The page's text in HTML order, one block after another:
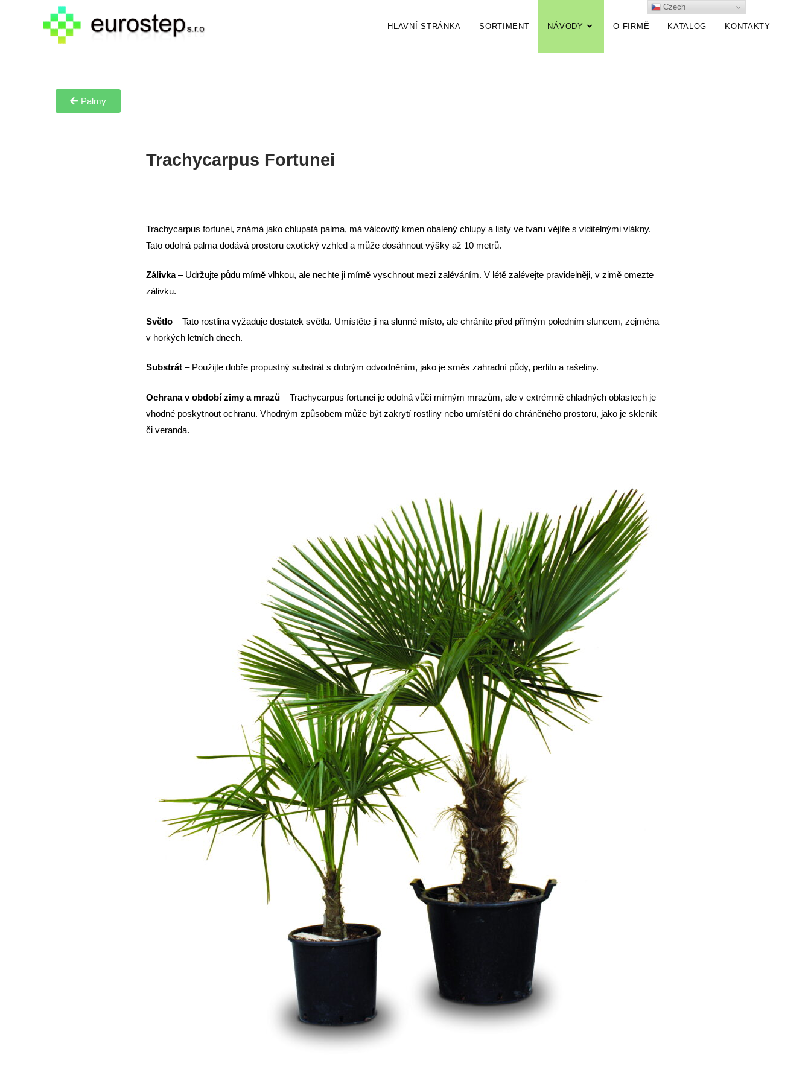
HLAVNÍ STRÁNKA SORTIMENT NÁVODY O FIRMĚ KATALOG KONTAKTY
Palmy
Trachycarpus Fortunei
Trachycarpus fortunei, známá jako chlupatá palma, má válcovitý kmen obalený chlupy a listy ve tvaru vějíře s viditelnými vlákny.
Tato odolná palma dodává prostoru exotický vzhled a může dosáhnout výšky až 10 metrů.
Zálivka– Udržujte půdu mírně vlhkou, ale nechte ji mírně vyschnout mezi zaléváním. V létě zalévejte pravidelněji, v zimě omezte
zálivku.
Světlo – Tato rostlina vyžaduje dostatek světla. Umístěte ji na slunné místo, ale chráníte před přímým poledním sluncem, zejména
v horkých letních dnech.
Substrát – Použijte dobře propustný substrát s dobrým odvodněním, jako je směs zahradní půdy, perlitu a rašeliny.
Ochrana v období zimy a mrazů – Trachycarpus fortunei je odolná vůči mírným mrazům, ale v extrémně chladných oblastech je
vhodné poskytnout ochranu. Vhodným způsobem může být zakrytí rostliny nebo umístění do chráněného prostoru, jako je skleník
či veranda.
Czech